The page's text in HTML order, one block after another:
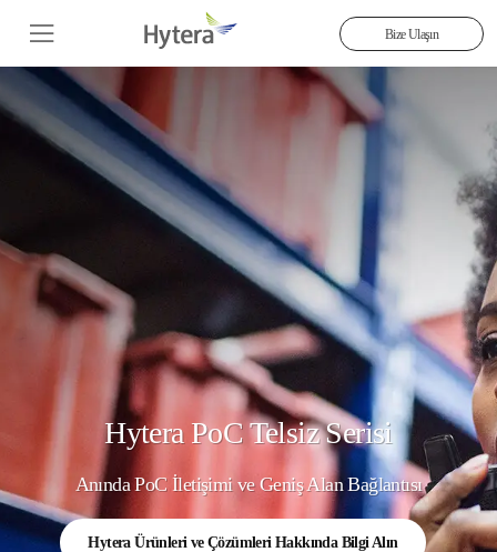
Bize Ulaşın
Hytera PoC Telsiz Serisi
Anında PoC İletişimi ve Geniş Alan Bağlantısı
Hytera Ürünleri ve Çözümleri Hakkında Bilgi Alın